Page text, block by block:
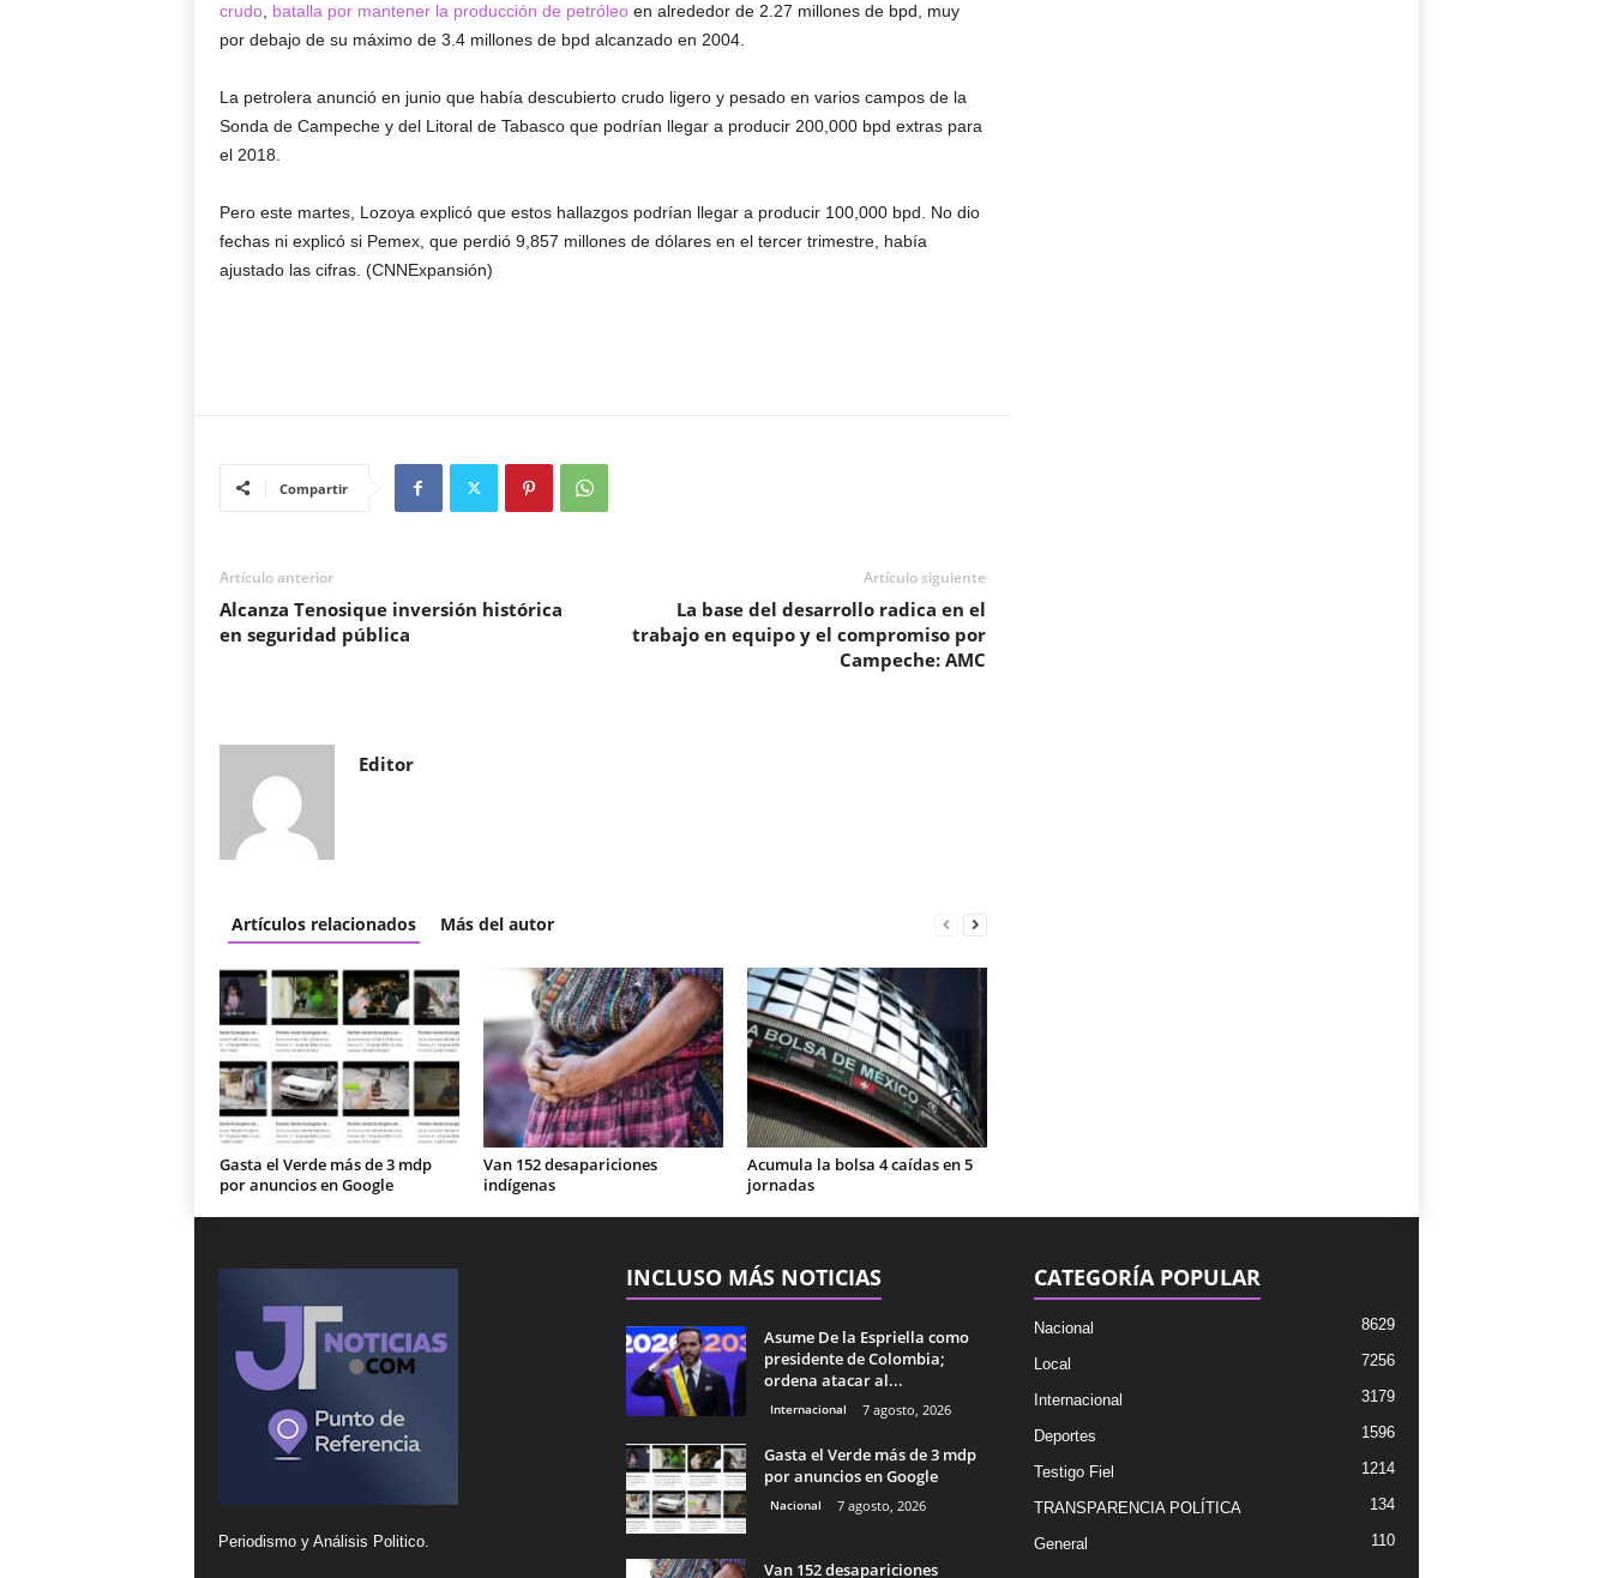
crudo, batalla por mantener la producción de petróleoen alrededor de 2.27 millones de bpd, muy
por debajo de su máximo de 3.4 millones de bpd alcanzado en 2004.
La petrolera anunció en junio que había descubierto crudo ligero y pesado en varios campos de la
Sonda de Campeche y del Litoral de Tabasco que podrían llegar a producir 200,000 bpd extras para
el 2018.
Pero este martes, Lozoya explicó que estos hallazgos podrían llegar a producir 100,000 bpd. No dio
fechas ni explicó si Pemex, que perdió 9,857 millones de dólares en el tercer trimestre, había
ajustado las cifras. (CNNExpansión)
Compartir
Artículo anterior
Alcanza Tenosique inversión histórica
en seguridad pública
Artículo siguiente
La base del desarrollo radica en el
trabajo en equipo y el compromiso por
Campeche: AMC
Editor
Artículos relacionados Más del autor
Gasta el Verde más de 3 mdp
por anuncios en Google
Van 152 desapariciones
indígenas
Acumula la bolsa 4 caídas en 5
jornadas
Periodismo y Análisis Politico.
INCLUSO MÁS NOTICIAS
Asume De la Espriella como
presidente de Colombia;
ordena atacar al...
Internacional 7 agosto, 2026
Gasta el Verde más de 3 mdp
por anuncios en Google
Nacional 7 agosto, 2026
Van 152 desapariciones
CATEGORÍA POPULAR
Nacional 8629
Local 7256
Internacional 3179
Deportes 1596
Testigo Fiel 1214
TRANSPARENCIA POLÍTICA 134
General 110